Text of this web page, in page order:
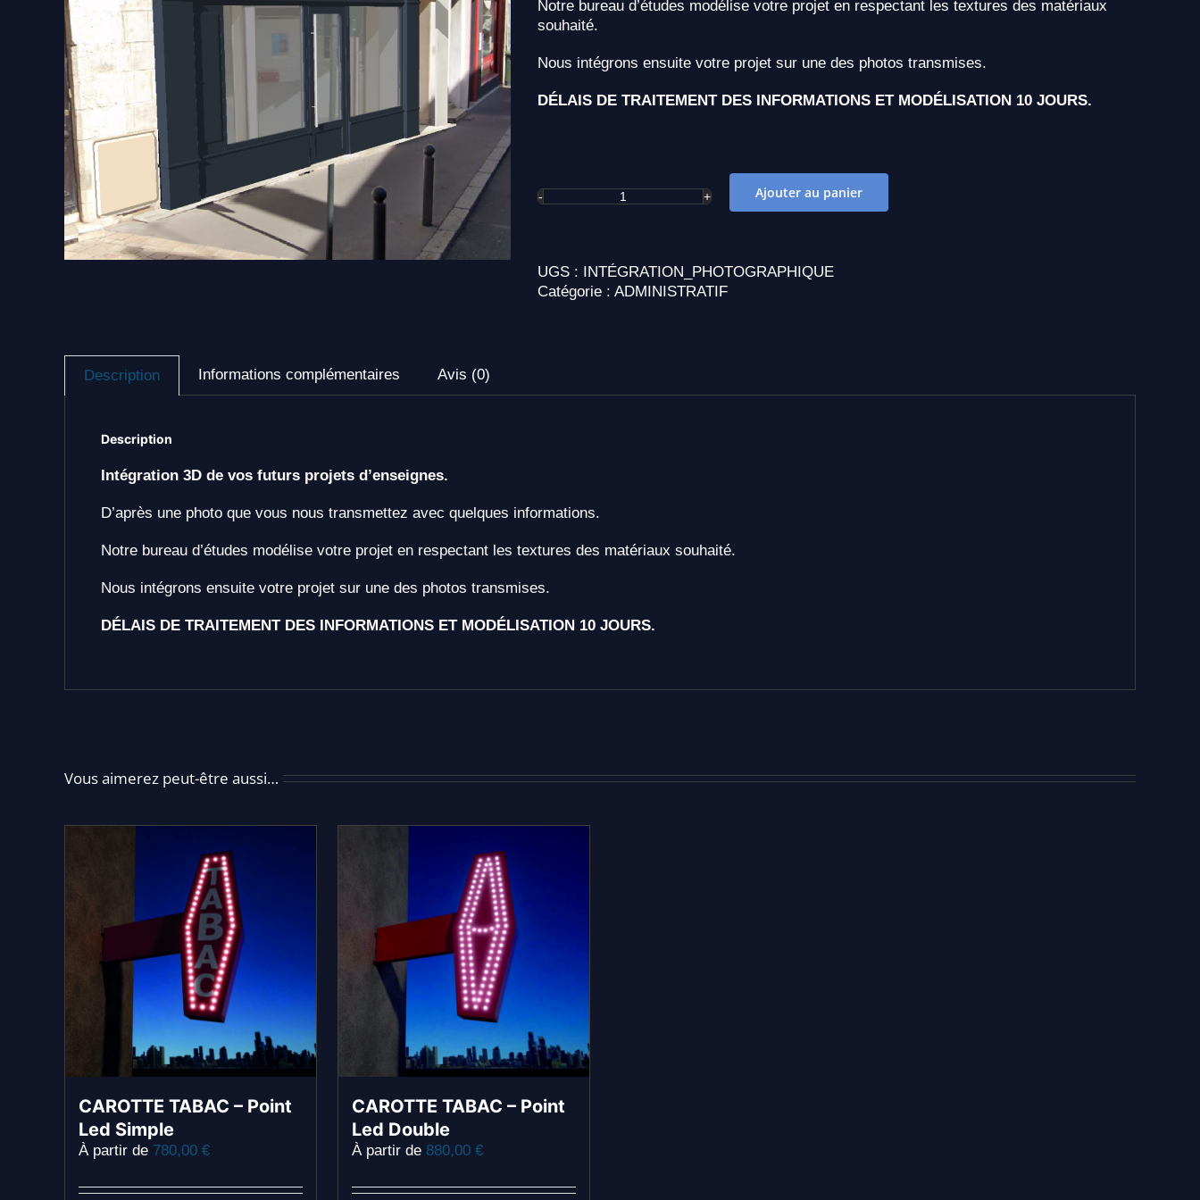
Notre bureau d’études modélise votre projet en respectant les textures des matériaux
souhaité.
Nous intégrons ensuite votre projet sur une des photos transmises.
DÉLAIS DE TRAITEMENT DES INFORMATIONS ET MODÉLISATION 10 JOURS.
quantité
PHOTOGRAPHIQUE
Ajouter au panier
UGS : INTÉGRATION_PHOTOGRAPHIQUE
Catégorie : ADMINISTRATIF
Description Informations complémentaires Avis (0)
Description
Intégration 3D de vos futurs projets d’enseignes.
D’après une photo que vous nous transmettez avec quelques informations.
Notre bureau d’études modélise votre projet en respectant les textures des matériaux souhaité.
Nous intégrons ensuite votre projet sur une des photos transmises.
DÉLAIS DE TRAITEMENT DES INFORMATIONS ET MODÉLISATION 10 JOURS.
Vous aimerez peut-être aussi…
CAROTTE TABAC – Point
Led Simple
À partir de 780,00 €
CAROTTE TABAC – Point
Led Double
À partir de 880,00 €